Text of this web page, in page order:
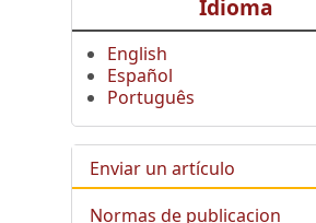
Idioma
English
Español
Português
Enviar un artículo
Normas de publicacion